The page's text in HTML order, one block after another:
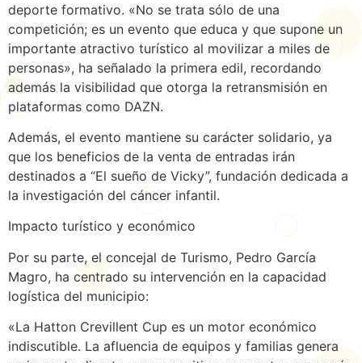
deporte formativo. «No se trata sólo de una
competición; es un evento que educa y que supone un
importante atractivo turístico al movilizar a miles de
personas», ha señalado la primera edil, recordando
además la visibilidad que otorga la retransmisión en
plataformas como DAZN.
Además, el evento mantiene su carácter solidario, ya
que los beneficios de la venta de entradas irán
destinados a “El sueño de Vicky”, fundación dedicada a
la investigación del cáncer infantil.
Impacto turístico y económico
Por su parte, el concejal de Turismo, Pedro García
Magro, ha centrado su intervención en la capacidad
logística del municipio:
«La Hatton Crevillent Cup es un motor económico
indiscutible. La afluencia de equipos y familias genera